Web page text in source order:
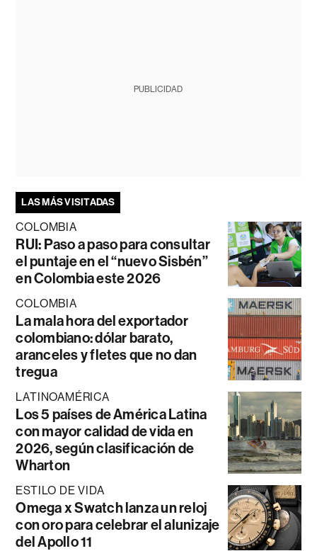
PUBLICIDAD
LAS MÁS VISITADAS
COLOMBIA
RUI: Paso a paso para consultar
el puntaje en el “nuevo Sisbén”
en Colombia este 2026
COLOMBIA
La mala hora del exportador
colombiano: dólar barato,
aranceles y fletes que no dan
tregua
LATINOAMÉRICA
Los 5 países de América Latina
con mayor calidad de vida en
2026, según clasificación de
Wharton
ESTILO DE VIDA
Omega x Swatch lanza un reloj
con oro para celebrar el alunizaje
del Apollo 11